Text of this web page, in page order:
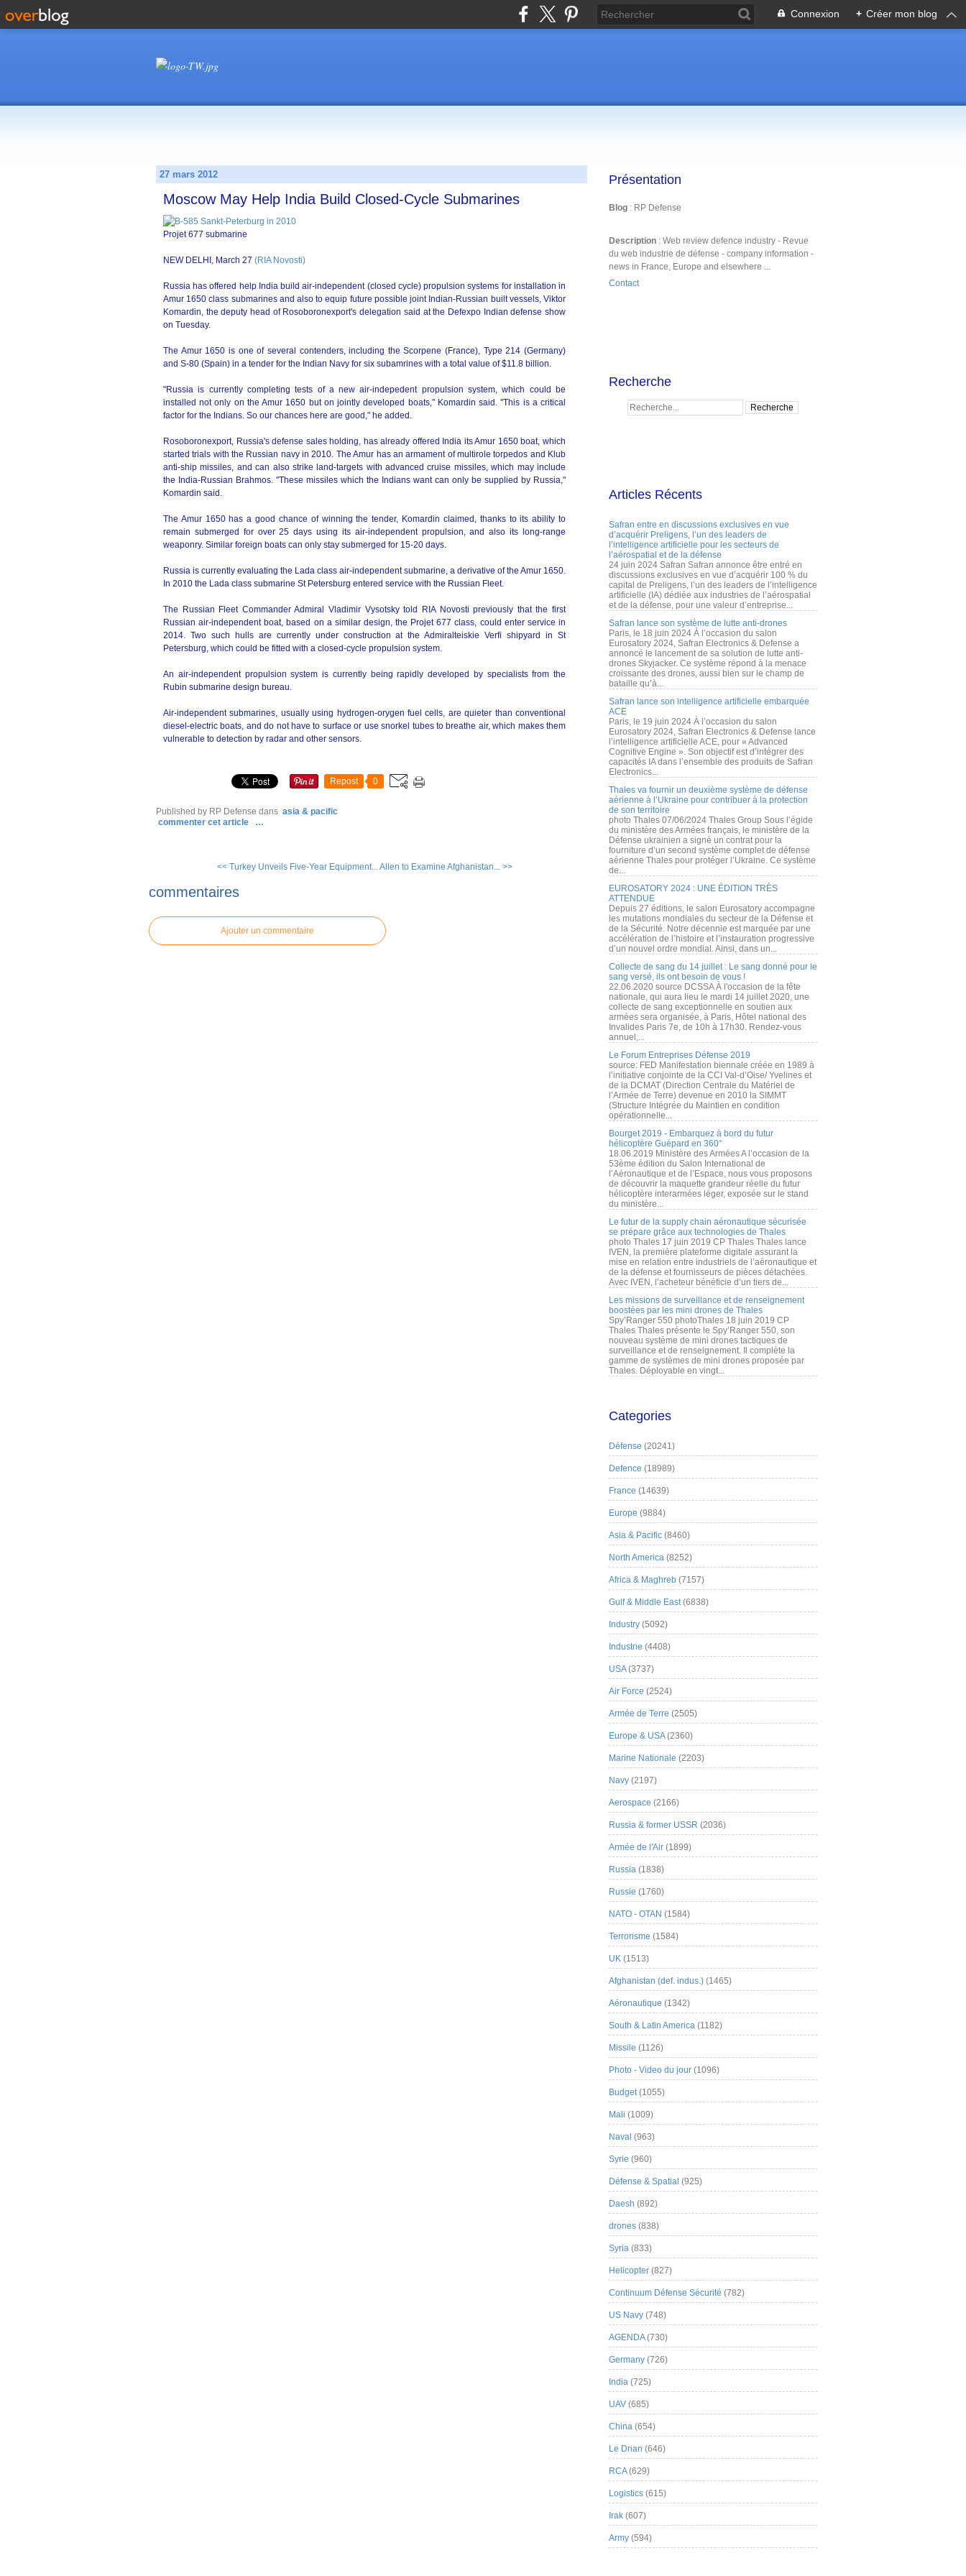
Connexion + Créer mon blog
27 mars 2012
Moscow May Help India Build Closed-Cycle Submarines
Projet 677 submarine
NEW DELHI, March 27 (RIA Novosti)
Russia has offered help India build air-independent (closed cycle) propulsion systems for installation in
Amur 1650 class submarines and also to equip future possible joint Indian-Russian built vessels, Viktor
Komardin, the deputy head of Rosoboronexport's delegation said at the Defexpo Indian defense show
on Tuesday.
The Amur 1650 is one of several contenders, including the Scorpene (France), Type 214 (Germany)
and S-80 (Spain) in a tender for the Indian Navy for six subamrines with a total value of $11.8 billion.
"Russia is currently completing tests of a new air-indepedent propulsion system, which could be
installed not only on the Amur 1650 but on jointly developed boats," Komardin said. "This is a critical
factor for the Indians. So our chances here are good," he added.
Rosoboronexport, Russia's defense sales holding, has already offered India its Amur 1650 boat, which
started trials with the Russian navy in 2010. The Amur has an armament of multirole torpedos and Klub
anti-ship missiles, and can also strike land-targets with advanced cruise missiles, which may include
the India-Russian Brahmos. "These missiles which the Indians want can only be supplied by Russia,"
Komardin said.
The Amur 1650 has a good chance of winning the tender, Komardin claimed, thanks to its ability to
remain submerged for over 25 days using its air-independent propulsion, and also its long-range
weaponry. Similar foreign boats can only stay submerged for 15-20 days.
Russia is currently evaluating the Lada class air-independent submarine, a derivative of the Amur 1650.
In 2010 the Lada class submarine St Petersburg entered service with the Russian Fleet.
The Russian Fleet Commander Admiral Vladimir Vysotsky told RIA Novosti previously that the first
Russian air-independent boat, based on a similar design, the Projet 677 class, could enter service in
2014. Two such hulls are currently under construction at the Admiralteiskie Verfi shipyard in St
Petersburg, which could be fitted with a closed-cycle propulsion system.
An air-independent propulsion system is currently being rapidly developed by specialists from the
Rubin submarine design bureau.
Air-independent submarines, usually using hydrogen-orygen fuel cells, are quieter than conventional
diesel-electric boats, and do not have to surface or use snorkel tubes to breathe air, which makes them
vulnerable to detection by radar and other sensors.
Repost 0
Published by RP Defense dans asia & pacific
commenter cet article
…
<< Turkey Unveils Five-Year Equipment...Allen to Examine Afghanistan... >>
commentaires
Ajouter un commentaire
Présentation
Blog : RP Defense
Description : Web review defence industry - Revue
du web industrie de défense - company information -
news in France, Europe and elsewhere ...
Contact
Recherche
Articles Récents
Safran entre en discussions exclusives en vue
d’acquérir Preligens, l’un des leaders de
l’intelligence artificielle pour les secteurs de
l’aérospatial et de la défense
24 juin 2024 Safran Safran annonce être entré en
discussions exclusives en vue d’acquérir 100 % du
capital de Preligens, l’un des leaders de l’intelligence
artificielle (IA) dédiée aux industries de l’aérospatial
et de la défense, pour une valeur d’entreprise...
Safran lance son système de lutte anti-drones
Paris, le 18 juin 2024 À l’occasion du salon
Eurosatory 2024, Safran Electronics & Defense a
annoncé le lancement de sa solution de lutte anti-
drones Skyjacker. Ce système répond à la menace
croissante des drones, aussi bien sur le champ de
bataille qu’à...
Safran lance son intelligence artificielle embarquée
ACE
Paris, le 19 juin 2024 À l’occasion du salon
Eurosatory 2024, Safran Electronics & Defense lance
l’intelligence artificielle ACE, pour « Advanced
Cognitive Engine ». Son objectif est d’intégrer des
capacités IA dans l’ensemble des produits de Safran
Electronics...
Thales va fournir un deuxième système de défense
aérienne à l’Ukraine pour contribuer à la protection
de son territoire
photo Thales 07/06/2024 Thales Group Sous l’égide
du ministère des Armées français, le ministère de la
Défense ukrainien a signé un contrat pour la
fourniture d’un second système complet de défense
aérienne Thales pour protéger l’Ukraine. Ce système
de...
EUROSATORY 2024 : UNE ÉDITION TRÈS
ATTENDUE
Depuis 27 éditions, le salon Eurosatory accompagne
les mutations mondiales du secteur de la Défense et
de la Sécurité. Notre décennie est marquée par une
accélération de l’histoire et l’instauration progressive
d’un nouvel ordre mondial. Ainsi, dans un...
Collecte de sang du 14 juillet : Le sang donné pour le
sang versé, ils ont besoin de vous !
22.06.2020 source DCSSA À l'occasion de la fête
nationale, qui aura lieu le mardi 14 juillet 2020, une
collecte de sang exceptionnelle en soutien aux
armées sera organisée, à Paris, Hôtel national des
Invalides Paris 7e, de 10h à 17h30. Rendez-vous
annuel,...
Le Forum Entreprises Défense 2019
source: FED Manifestation biennale créée en 1989 à
l’initiative conjointe de la CCI Val-d’Oise/ Yvelines et
de la DCMAT (Direction Centrale du Matériel de
l’Armée de Terre) devenue en 2010 la SIMMT
(Structure Intégrée du Maintien en condition
opérationnelle...
Bourget 2019 - Embarquez à bord du futur
hélicoptère Guépard en 360°
18.06.2019 Ministère des Armées A l’occasion de la
53ème édition du Salon International de
l’Aéronautique et de l’Espace, nous vous proposons
de découvrir la maquette grandeur réelle du futur
hélicoptère interarmées léger, exposée sur le stand
du ministère...
Le futur de la supply chain aéronautique sécurisée
se prépare grâce aux technologies de Thales
photo Thales 17 juin 2019 CP Thales Thales lance
IVEN, la première plateforme digitale assurant la
mise en relation entre industriels de l’aéronautique et
de la défense et fournisseurs de pièces détachées.
Avec IVEN, l’acheteur bénéficie d’un tiers de...
Les missions de surveillance et de renseignement
boostées par les mini drones de Thales
Spy’Ranger 550 photoThales 18 juin 2019 CP
Thales Thales présente le Spy’Ranger 550, son
nouveau système de mini drones tactiques de
surveillance et de renseignement. Il complète la
gamme de systèmes de mini drones proposée par
Thales. Déployable en vingt...
Categories
Défense (20241)
Defence (18989)
France (14639)
Europe (9884)
Asia & Pacific (8460)
North America (8252)
Africa & Maghreb (7157)
Gulf & Middle East(6838)
Industry (5092)
Industrie (4408)
USA(3737)
Air Force (2524)
Armée de Terre (2505)
Europe & USA(2360)
Marine Nationale (2203)
Navy (2197)
Aerospace (2166)
Russia & former USSR (2036)
Armée de l'Air (1899)
Russia (1838)
Russie (1760)
NATO - OTAN (1584)
Terrorisme (1584)
UK (1513)
Afghanistan (def. indus.) (1465)
Aéronautique (1342)
South & Latin America (1182)
Missile (1126)
Photo - Video du jour (1096)
Budget(1055)
Mali (1009)
Naval (963)
Syrie (960)
Défense & Spatial (925)
Daesh (892)
drones (838)
Syria (833)
Helicopter (827)
Continuum Défense Sécurité (782)
US Navy (748)
AGENDA(730)
Germany (726)
India (725)
UAV (685)
China (654)
Le Drian (646)
RCA(629)
Logistics (615)
Irak (607)
Army (594)